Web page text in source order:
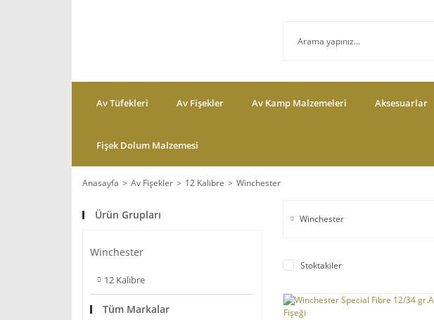
Av Tüfekleri Av Fişekler Av Kamp Malzemeleri Aksesuarlar
Fişek Dolum Malzemesi
Anasayfa Av Fişekler 12 Kalibre Winchester
Ürün Grupları
Winchester
12 Kalibre
Tüm Markalar
Winchester
Stoktakiler